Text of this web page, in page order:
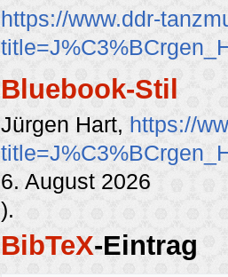
https://www.ddr-
Bluebook-Stil
Jürgen Hart, https://
6. August 2026
).
BibTeX-Eintrag